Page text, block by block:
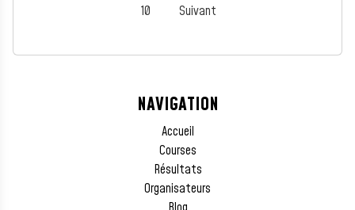
10
Suivant
NAVIGATION
Accueil
Courses
Résultats
Organisateurs